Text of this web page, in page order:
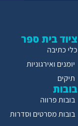
ציוד בית ספר
כלי כתיבה
יומנים ואירגוניות
תיקים
בובות
בובות פרווה
בובות מסרטים וסדרות